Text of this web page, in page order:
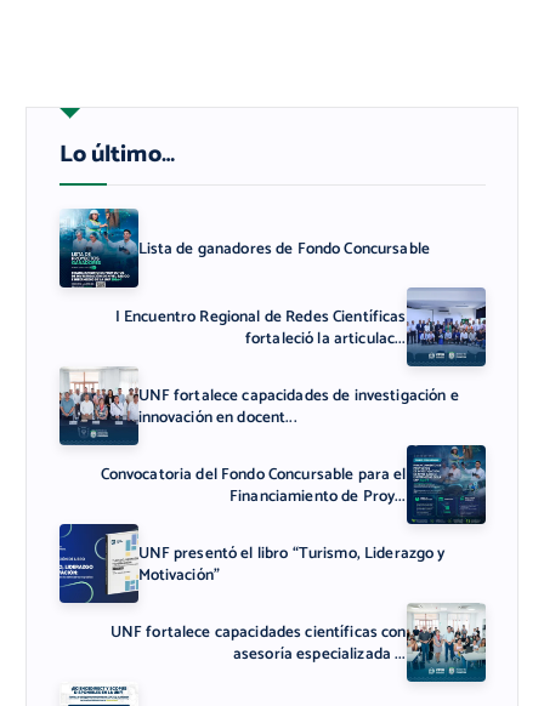
Lo último…
Lista de ganadores de Fondo Concursable
I Encuentro Regional de Redes Científicas
fortaleció la articulac...
UNF fortalece capacidades de investigación e
innovación en docent...
Convocatoria del Fondo Concursable para el
Financiamiento de Proy...
UNF presentó el libro “Turismo, Liderazgo y
Motivación”
UNF fortalece capacidades científicas con
asesoría especializada ...